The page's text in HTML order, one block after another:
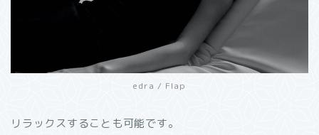
edra / Flap
リラックスすることも可能です。